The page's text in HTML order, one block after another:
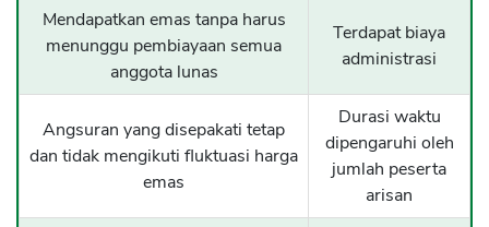
Mendapatkan emas tanpa harus
menunggu pembiayaan semua
anggota lunas
Terdapat biaya
administrasi
Angsuran yang disepakati tetap
dan tidak mengikuti fluktuasi harga
emas
Durasi waktu
dipengaruhi oleh
jumlah peserta
arisan